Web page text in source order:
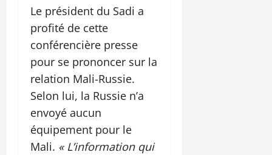
Le président du Sadi a
profité de cette
conférencière presse
pour se prononcer sur la
relation Mali-Russie.
Selon lui, la Russie n’a
envoyé aucun
équipement pour le
Mali. « L’information qui